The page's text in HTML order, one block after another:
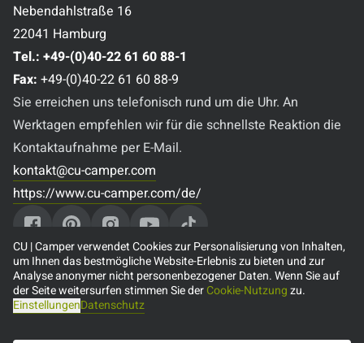
Nebendahlstraße 16
22041 Hamburg
Tel.: +49-(0)40-22 61 60 88-1
Fax: +49-(0)40-22 61 60 88-9
Sie erreichen uns telefonisch rund um die Uhr. An
Werktagen empfehlen wir für die schnellste Reaktion die
Kontaktaufnahme per E-Mail.
kontakt@cu-camper.com
https://www.cu-camper.com/de/
Beliebte Reiseziele
🇨🇦 Camper mieten in Kanada
🇺🇸 Camper mieten in den USA
CU | Camper verwendet Cookies zur Personalisierung von Inhalten,
um Ihnen das bestmögliche Website-Erlebnis zu bieten und zur
Analyse anonymer nicht personenbezogener Daten. Wenn Sie auf
der Seite weitersurfen stimmen Sie derCookie-Nutzungzu.
EinstellungenDatenschutz